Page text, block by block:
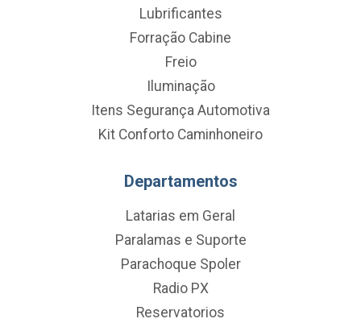
Lubrificantes
Forração Cabine
Freio
Iluminação
Itens Segurança Automotiva
Kit Conforto Caminhoneiro
Departamentos
Latarias em Geral
Paralamas e Suporte
Parachoque Spoler
Radio PX
Reservatorios